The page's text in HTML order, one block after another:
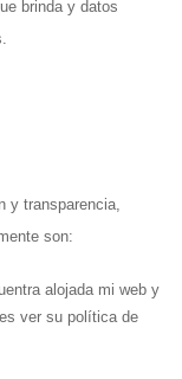
brinda y datos
y transparencia,
son:
alojada mi web y
ver su política de